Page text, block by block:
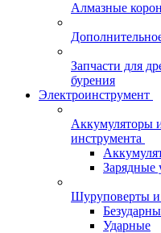
Алмазные
Запчасти для
бурения
Электроинструмент
Аккумуляторы
инструмента
Зарядные
Шуруповерты
Ударные